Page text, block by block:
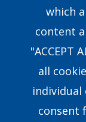
Our Team
Research &
8351 E.Walker
which
content
"ACCEPT
all
individual
consent